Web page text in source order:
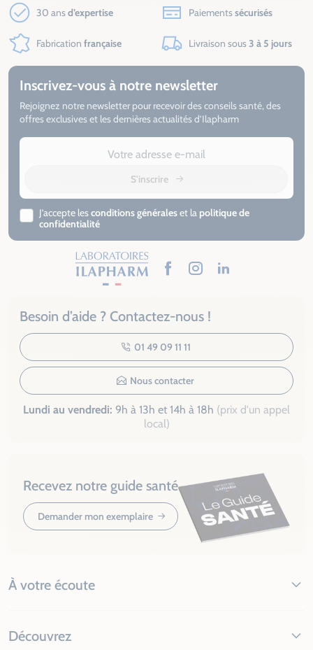
30 ansd’expertise Paiementssécurisés
Fabrication française Livraison sous3 à 5 jours
Inscrivez-vous à notre newsletter
Rejoignez notre newsletter pour recevoir des conseils santé, des
offres exclusives et les dernières actualités d’Ilapharm
S'inscrire
J’accepte lesconditions généraleset la politique de
confidentialité
Besoin d’aide ? Contactez-nous !
01 49 09 11 11
Nous contacter
Lundi au vendredi: 9h à 13h et 14h à 18h (prix d'un appel
local)
FacebookInstagramLinkedIn
Recevez notre guide santé
Demander mon exemplaire
À votre écoute
Découvrez